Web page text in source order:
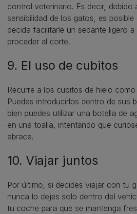
control veterinario. Es decir, debido
sensibilidad de los gatos, es
decida facilitarle un sedante ligero
proceder al corte.
9. El uso de cubitos
Recurre a los cubitos de hielo
Puedes introducirlos dentro de sus
bien puedes utilizar una botella de
en una toalla, intentando que
abrace.
10. Viajar juntos
Por último, si decides viajar con tu
nunca lo dejes solo dentro del
tu coche para que se mantenga